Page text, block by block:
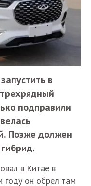
в
подправили
Позже должен
в Китае в
году он обрел там